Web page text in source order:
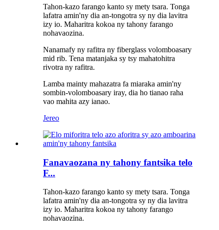
Tahon-kazo farango kanto sy mety tsara. Tonga
lafatra amin'ny dia an-tongotra sy ny dia lavitra
izy io. Maharitra kokoa ny tahony farango
nohavaozina.
Nanamafy ny rafitra ny fiberglass volomboasary
mid rib. Tena matanjaka sy tsy mahatohitra
rivotra ny rafitra.
Lamba mainty mahazatra fa miaraka amin'ny
sombin-volomboasary iray, dia ho tianao raha
vao mahita azy ianao.
Jereo
Fanavaozana ny tahony fantsika telo
F...
Tahon-kazo farango kanto sy mety tsara. Tonga
lafatra amin'ny dia an-tongotra sy ny dia lavitra
izy io. Maharitra kokoa ny tahony farango
nohavaozina.